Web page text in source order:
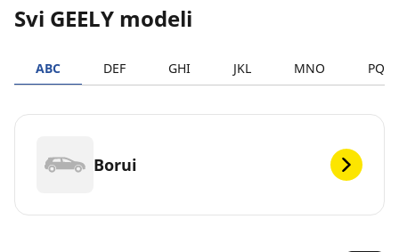
Svi GEELY modeli
ABC DEF GHI JKL MNO PQRS
Borui